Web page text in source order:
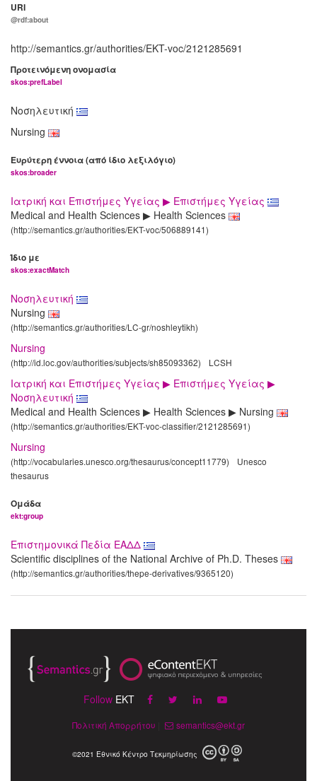
URI
@rdf:about
http://semantics.gr/authorities/EKT-voc/2121285691
Προτεινόμενη ονομασία
skos:prefLabel
Νοσηλευτική
Nursing
Ευρύτερη έννοια (από ίδιο λεξιλόγιο)
skos:broader
Ιατρική και Επιστήμες Υγείας ▶ Επιστήμες Υγείας
Medical and Health Sciences ▶ Health Sciences
(http://semantics.gr/authorities/EKT-voc/506889141)
Ίδιο με
skos:exactMatch
Νοσηλευτική
Nursing
(http://semantics.gr/authorities/LC-gr/noshleytikh)
Nursing
(http://id.loc.gov/authorities/subjects/sh85093362) LCSH
Ιατρική και Επιστήμες Υγείας ▶ Επιστήμες Υγείας ▶
Νοσηλευτική
Medical and Health Sciences ▶ Health Sciences ▶ Nursing
(http://semantics.gr/authorities/EKT-voc-classifier/2121285691)
Nursing
(http://vocabularies.unesco.org/thesaurus/concept11779)
Unesco
thesaurus
Ομάδα
ekt:group
Επιστημονικά Πεδία ΕΑΔΔ
Scientific disciplines of the National Archive of Ph.D. Theses
(http://semantics.gr/authorities/thepe-derivatives/9365120)
Follow EKT
Πολιτική Απορρήτου semantics@ekt.gr
©2021 Εθνικό Κέντρο Τεκμηρίωσης